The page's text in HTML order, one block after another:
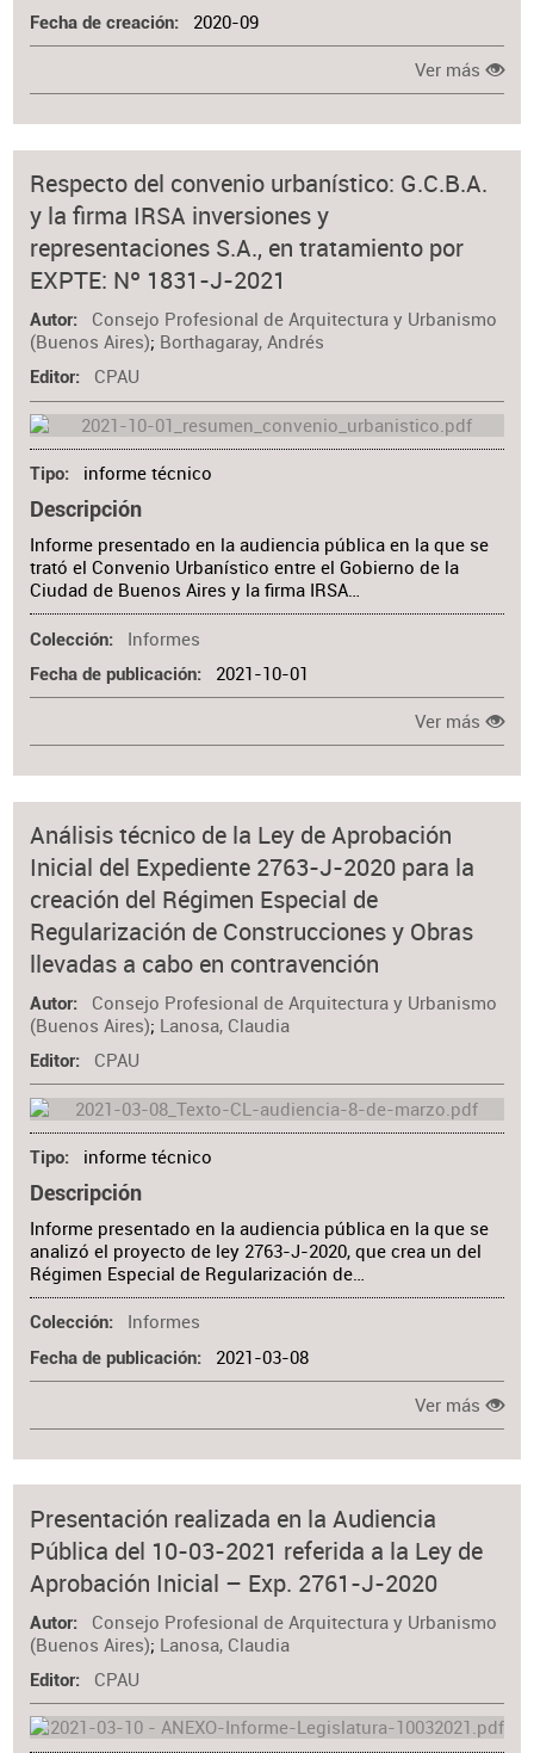
Fecha de creación 2020-09
Ver más
Respecto del convenio urbanístico: G.C.B.A.
y la firma IRSA inversiones y
representaciones S.A., en tratamiento por
EXPTE: Nº 1831-J-2021
Autor
Consejo Profesional de Arquitectura y Urbanismo
(Buenos Aires); Borthagaray, Andrés
Editor CPAU
Tipo informe técnico
Descripción
Informe presentado en la audiencia pública en la que se
trató el Convenio Urbanístico entre el Gobierno de la
Ciudad de Buenos Aires y la firma IRSA…
Colección Informes
Fecha de publicación 2021-10-01
Ver más
Análisis técnico de la Ley de Aprobación
Inicial del Expediente 2763-J-2020 para la
creación del Régimen Especial de
Regularización de Construcciones y Obras
llevadas a cabo en contravención
Autor
Consejo Profesional de Arquitectura y Urbanismo
(Buenos Aires); Lanosa, Claudia
Editor CPAU
Tipo informe técnico
Descripción
Informe presentado en la audiencia pública en la que se
analizó el proyecto de ley 2763-J-2020, que crea un del
Régimen Especial de Regularización de…
Colección Informes
Fecha de publicación 2021-03-08
Ver más
Presentación realizada en la Audiencia
Pública del 10-03-2021 referida a la Ley de
Aprobación Inicial – Exp. 2761-J-2020
Autor
Consejo Profesional de Arquitectura y Urbanismo
(Buenos Aires); Lanosa, Claudia
Editor CPAU